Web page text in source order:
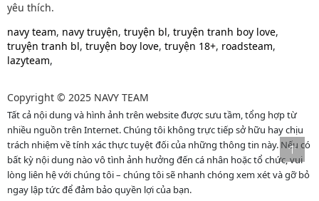
yêu thích.
navy team, navy truyện, truyện bl, truyện tranh boy love,
truyện tranh bl, truyện boy love, truyện 18+, roadsteam,
lazyteam,
Copyright © 2025 NAVY TEAM
Tất cả nội dung và hình ảnh trên website được sưu tầm, tổng hợp từ
nhiều nguồn trên Internet. Chúng tôi không trực tiếp sở hữu hay chịu
trách nhiệm về tính xác thực tuyệt đối của những thông tin này. Nếu có
bất kỳ nội dung nào vô tình ảnh hưởng đến cá nhân hoặc tổ chức, vui
lòng liên hệ với chúng tôi – chúng tôi sẽ nhanh chóng xem xét và gỡ bỏ
ngay lập tức để đảm bảo quyền lợi của bạn.